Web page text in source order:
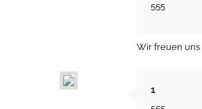
555
Wir freuen uns
1